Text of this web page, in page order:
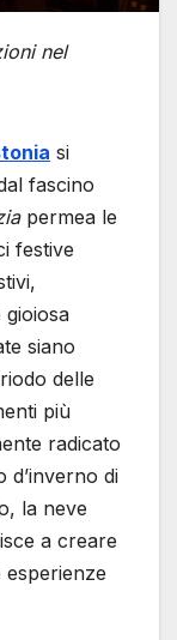
nel
si
fascino
permea le
festive
gioiosa
siano
delle
più
radicato
d’inverno di
la neve
a creare